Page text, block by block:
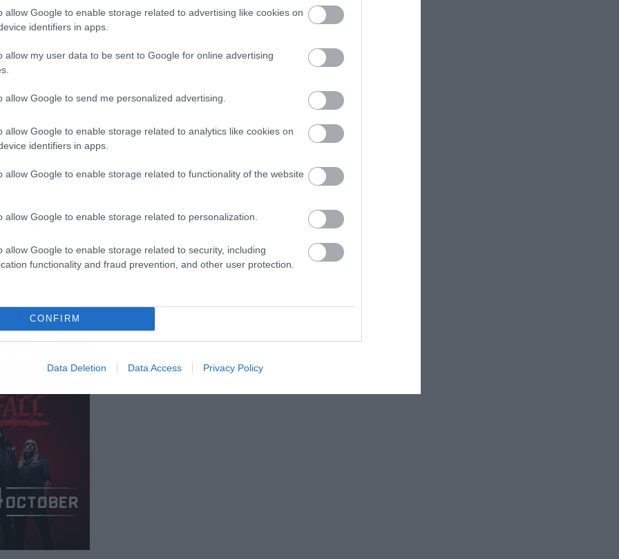
allow Google to enable storage related to advertising like cookies on
identifiers in apps.
allow my user data to be sent to Google for online advertising
allow Google to send me personalized advertising.
allow Google to enable storage related to analytics like cookies on
identifiers in apps.
allow Google to enable storage related to functionality of the website
allow Google to enable storage related to personalization.
allow Google to enable storage related to security, including
functionality and fraud prevention, and other user protection.
CONFIRM
Data Deletion Data Access Privacy Policy
show
to me
στα σοβαρά, αλλά πάλι σαν αστείο
Of confusion είναι ευχάριστο
θυμίζει κάτι μην ανησυχήσετε. Είναι
έχουν βγει τα I want out, Rich and
hell, Real world, Time to live.
και δόξα στον Kai Hansen.
jxKnWdvxEqk” frameborder=”0″